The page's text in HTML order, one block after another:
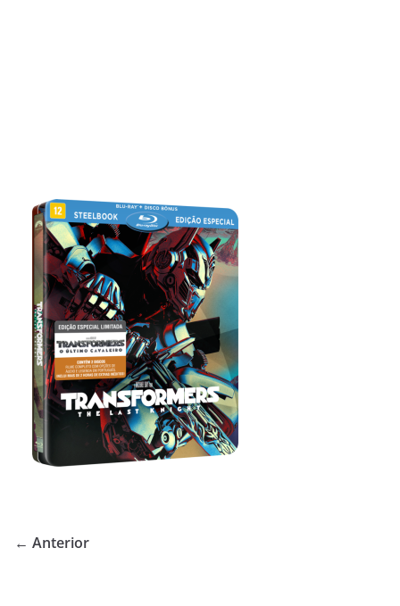
← Anterior